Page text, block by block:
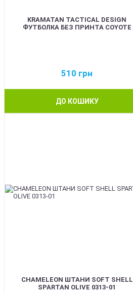
KRAMATAN TACTICAL DESIGN
ФУТБОЛКА БЕЗ ПРИНТА COYOTE
510 грн
ДО КОШИКУ
CHAMELEON ШТАНИ SOFT SHELL
SPARTAN OLIVE 0313-01